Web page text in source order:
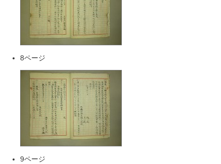
8ページ
9ページ